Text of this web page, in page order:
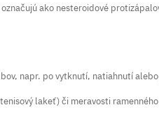
ako nesteroidové
napr. po vytknutí, natiahnutí
lakeť) či meravosti